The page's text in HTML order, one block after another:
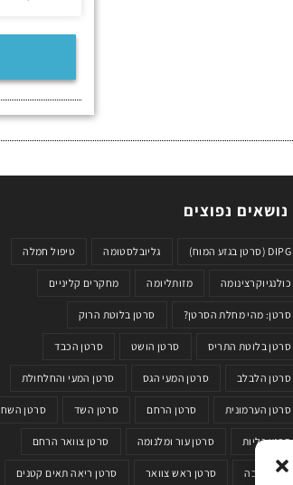
נושאים נפוצים
DIPG (סרטן בגזע המוח) גליובלסטומה טיפול חמלה
כולנגיוקרצינומה מזותליומה מחקרים קליניים
סרטן: מהי מחלת הסרטן? סרטן בלוטת הרוק
סרטן בלוטת התריס סרטן הושט סרטן הכבד
סרטן הלבלב סרטן המעי הגס סרטן המעי והחלחולת
סרטן הערמונית סרטן הרחם סרטן השד סרטן
סרטן כליות סרטן עור ומלנומה סרטן צוואר הרחם
סרטן קיבה סרטן ראש צוואר סרטן ריאה תאים קטנים